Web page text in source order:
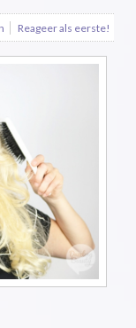
Reageer als eerste!